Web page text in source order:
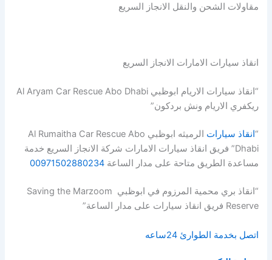
مقاولات الشحن والنقل الانجاز السريع
انقاذ سيارات الامارات الانجاز السريع
“انقاذ سيارات الاريام ابوظبي Al Aryam Car Rescue Abo Dhabi
ريكفري الاريام ونش بردكون”
“ انقاذ سيارات
الرميثه ابوظبي Al Rumaitha Car Rescue Abo
Dhabi” فريق انقاذ سيارات الامارات شركة الانجاز السريع خدمة
مساعدة الطريق متاحة على مدار الساعة00971502880234
“انقاذ بري محمية المرزوم في ابوظبي Saving the Marzoom
Reserve فريق انقاذ سيارات على مدار الساعة”
اتصل بخدمة الطوارئ 24ساعه